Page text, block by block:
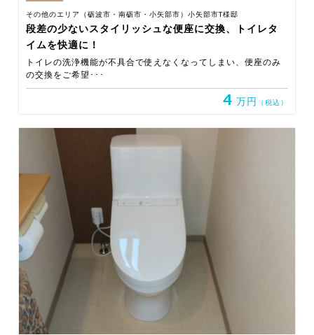
その他のエリア（砺波市・南砺市・小矢部市）小矢部市T様邸
段差の少ないスタイリッシュな便座に交換、トイレタ
イムを快適に！
トイレの洗浄機能が不具合で使えなくなってしまい、便座のみ
の交換をご希望･･･
4 万円 （税込）